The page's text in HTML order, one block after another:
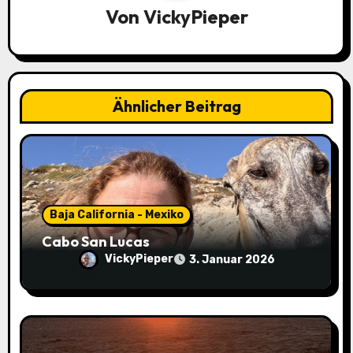
n
a
v
g
a
t
i
o
Von VickyPieper
Ähnlicher Beitrag
Baja California - Mexiko
Cabo San Lucas
VickyPieper 3. Januar 2026